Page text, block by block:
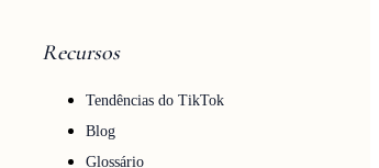
Recursos
Tendências do TikTok
Blog
Glossário